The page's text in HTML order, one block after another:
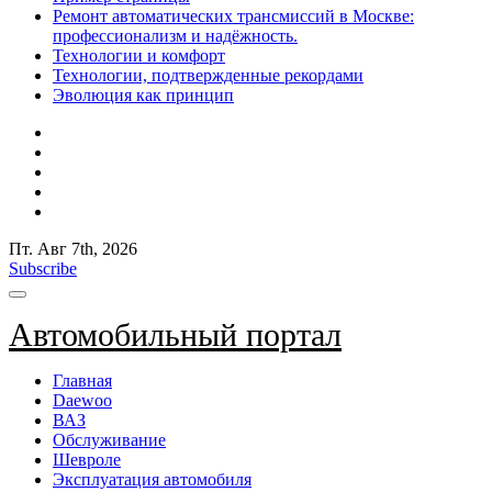
Ремонт автоматических трансмиссий в Москве:
профессионализм и надёжность.
Технологии и комфорт
Технологии, подтвержденные рекордами
Эволюция как принцип
Пт. Авг 7th, 2026
Subscribe
Автомобильный портал
Главная
Daewoo
ВАЗ
Обслуживание
Шевроле
Эксплуатация автомобиля